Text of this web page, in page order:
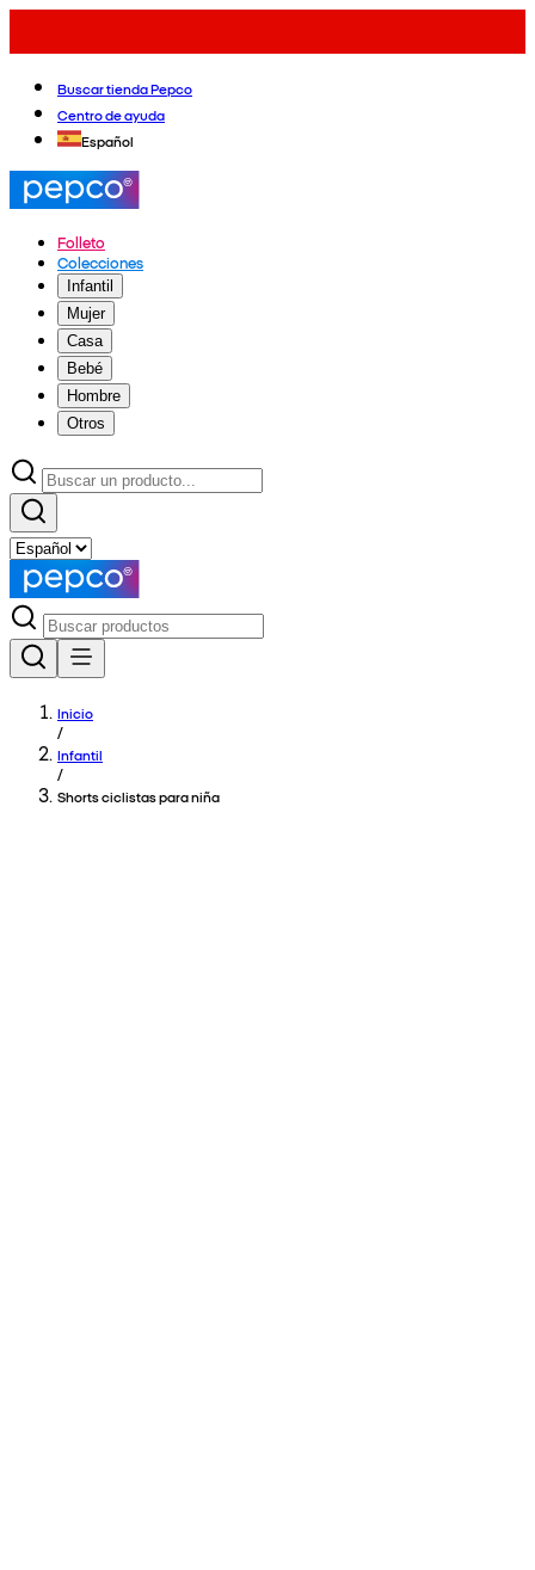
Buscar tienda Pepco
Centro de ayuda
Español
Folleto
Colecciones
Infantil
Mujer
Casa
Bebé
Hombre
Otros
Inicio
/
Infantil
/
Shorts ciclistas para niña